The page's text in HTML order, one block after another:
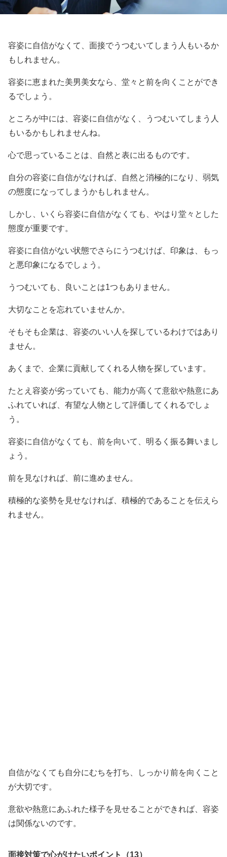
容姿に自信がなくて、面接でうつむいてしまう人もいるか
もしれません。
容姿に恵まれた美男美女なら、堂々と前を向くことができ
るでしょう。
ところが中には、容姿に自信がなく、うつむいてしまう人
もいるかもしれませんね。
心で思っていることは、自然と表に出るものです。
自分の容姿に自信がなければ、自然と消極的になり、弱気
の態度になってしまうかもしれません。
しかし、いくら容姿に自信がなくても、やはり堂々とした
態度が重要です。
容姿に自信がない状態でさらにうつむけば、印象は、もっ
と悪印象になるでしょう。
うつむいても、良いことは1つもありません。
大切なことを忘れていませんか。
そもそも企業は、容姿のいい人を探しているわけではあり
ません。
あくまで、企業に貢献してくれる人物を探しています。
たとえ容姿が劣っていても、能力が高くて意欲や熱意にあ
ふれていれば、有望な人物として評価してくれるでしょ
う。
容姿に自信がなくても、前を向いて、明るく振る舞いまし
ょう。
前を見なければ、前に進めません。
積極的な姿勢を見せなければ、積極的であることを伝えら
れません。
自信がなくても自分にむちを打ち、しっかり前を向くこと
が大切です。
意欲や熱意にあふれた様子を見せることができれば、容姿
は関係ないのです。
面接対策で心がけたいポイント（13）